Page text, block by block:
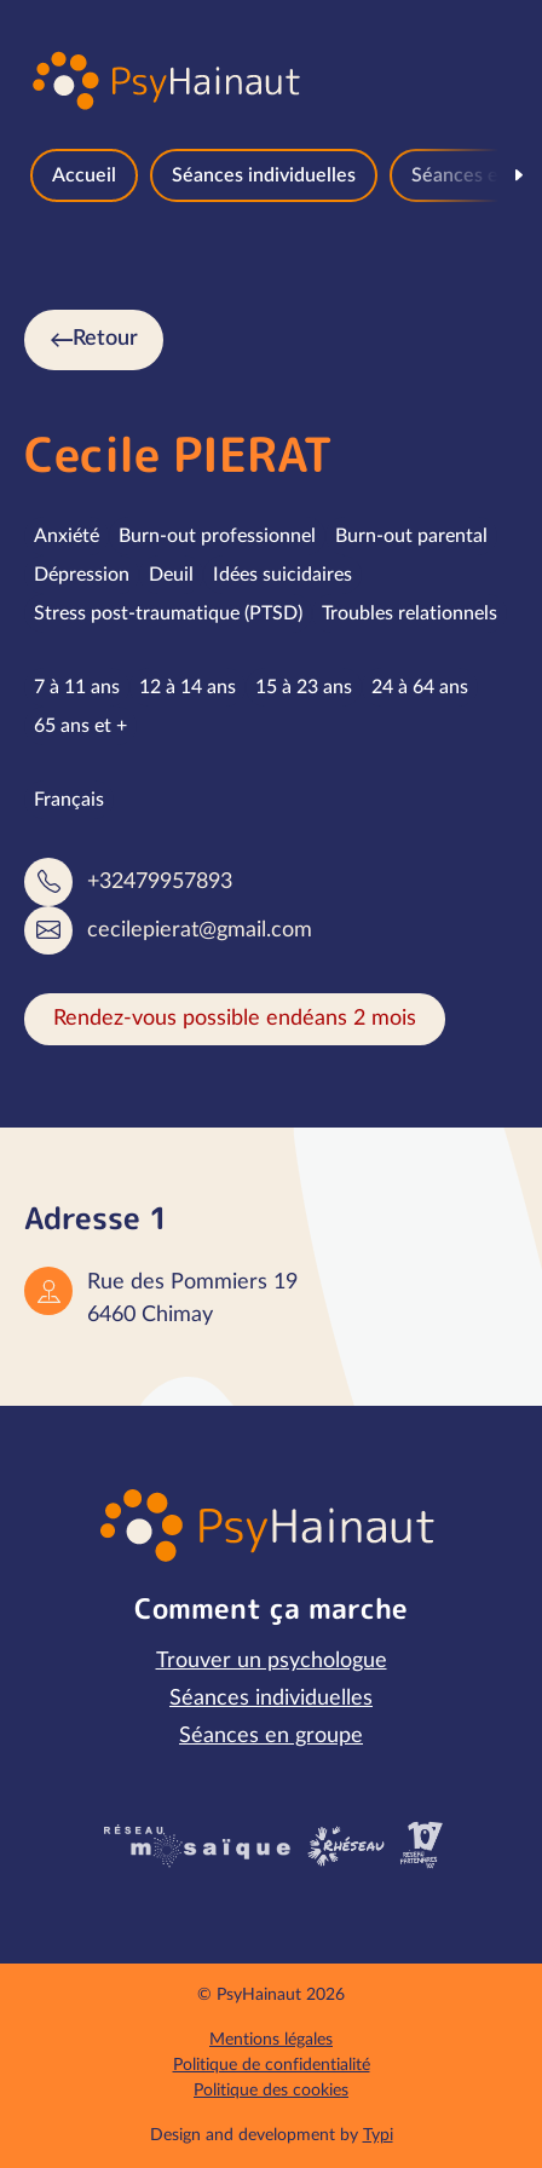
Accueil Séances individuelles Séances en
Retour
Cecile PIERAT
Spécialités
Anxiété Burn-out professionnel
Burn-out parental
Dépression
Deuil
Idées suicidaires
Stress post-traumatique (PTSD)
Troubles relationnels
Tranches d’âge
7 à 11 ans 12 à 14 ans 15 à 23 ans
24 à 64 ans
65 ans et +
Langues parlées
Français
+32479957893
cecilepierat@gmail.com
Rendez-vous possible endéans 2 mois
Adresse 1
Rue des Pommiers 19
6460 Chimay
Comment ça marche
Trouver un psychologue
Séances individuelles
Séances en groupe
Partenaires
© PsyHainaut 2026
Mentions légales
Politique de confidentialité
Politique des cookies
Design and development by Typi